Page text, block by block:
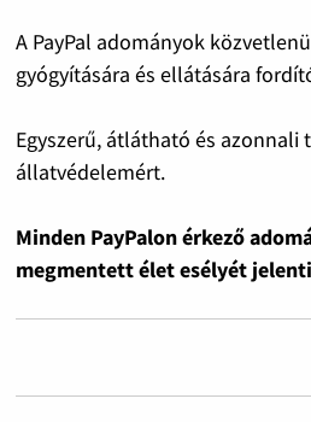
A PayPal adományok
gyógyítására és ellátására
Egyszerű, átlátható és azonnali
állatvédelemért.
Minden PayPalon érkező
megmentett élet esélyét